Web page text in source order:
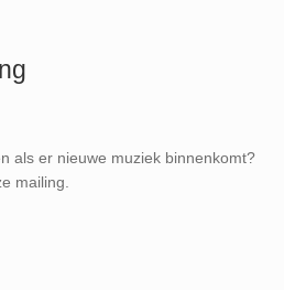
als er nieuwe muziek binnenkomt?
mailing.